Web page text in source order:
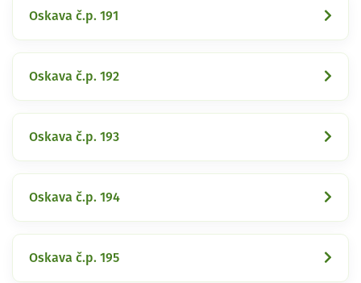
Oskava č.p. 191
Oskava č.p. 192
Oskava č.p. 193
Oskava č.p. 194
Oskava č.p. 195